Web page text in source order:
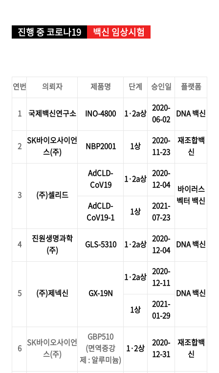
진행 중 코로나19 백신 임상시험
연번 의뢰자 제품명 단계 승인일 플랫폼
1 국제백신연구소 INO-4800 1·2a상
2020-
06-02
DNA백신
2
SK바이오사이언
스(주)
NBP2001 1상
2020-
11-23
재조합백
신
3 (주)셀리드
AdCLD-
CoV19
1·2a상
2020-
12-04
바이러스
벡터 백신
AdCLD-
CoV19-1
1상
2021-
07-23
4
진원생명과학
(주)
GLS-5310 1·2a상
2020-
12-04
DNA백신
5 (주)제넥신 GX-19N
1·2a상
2020-
12-11
DNA백신
1상
2021-
01-29
6
SK바이오사이언
스(주)
GBP510
(면역증강
제 : 알루미늄)
1·2상
2020-
12-31
재조합백
신